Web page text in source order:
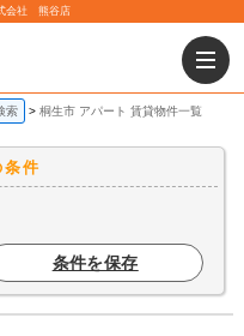
会社 熊谷店
索 桐生市 アパート 賃貸物件一覧
条件
条件を保存